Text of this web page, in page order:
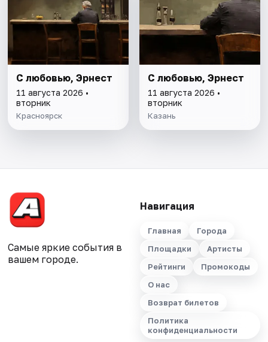
С любовью, Эрнест
11 августа 2026 •
вторник
Красноярск
С любовью, Эрнест
11 августа 2026 •
вторник
Казань
Самые яркие события в
вашем городе.
Навигация
Главная
Города
Площадки
Артисты
Рейтинги
Промокоды
О нас
Возврат билетов
Политика
конфиденциальности